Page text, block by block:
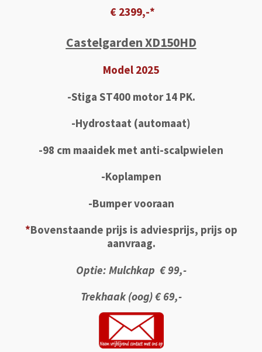
€ 2399,-*
Castelgarden XD150HD
Model 2025
-Stiga ST400 motor 14 PK.
-Hydrostaat (automaat)
-98 cm maaidek met anti-scalpwielen
-Koplampen
-Bumper vooraan
*Bovenstaande prijs is adviesprijs, prijs op
aanvraag.
Optie: Mulchkap € 99,-
Trekhaak (oog) € 69,-